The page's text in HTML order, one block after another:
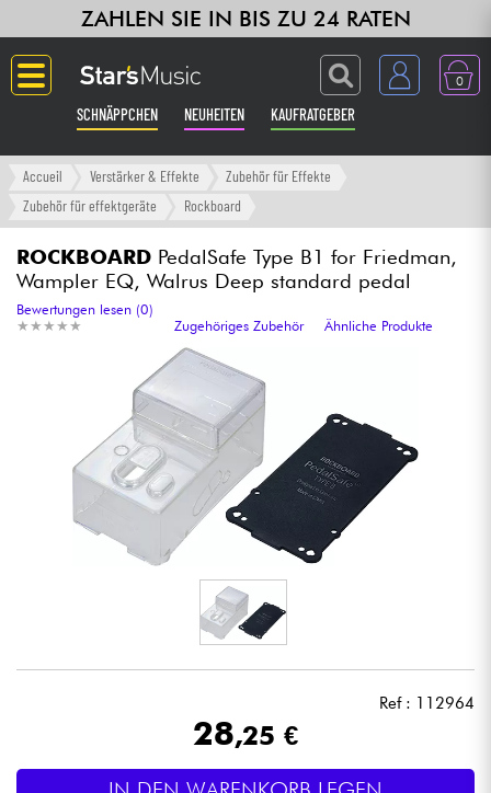
ZAHLEN SIE IN BIS ZU 24 RATEN
0
SCHNÄPPCHEN NEUHEITEN KAUFRATGEBER
Langue
Verstärker & Effekte
Klaviere & Piano
Synths & samplers
Studio
Kopfhörer
Accueil Verstärker & Effekte
Zubehör für Effekte
Zubehör für effektgeräte
Rockboard
ROCKBOARD PedalSafe Type B1 for Friedman,
Wampler EQ, Walrus Deep standard pedal
★ ★ ★ ★ ★
★ ★ ★ ★ ★
Bewertungen lesen (0)
Zugehöriges Zubehör
Ähnliche Produkte
Ref : 112964
28,25 €